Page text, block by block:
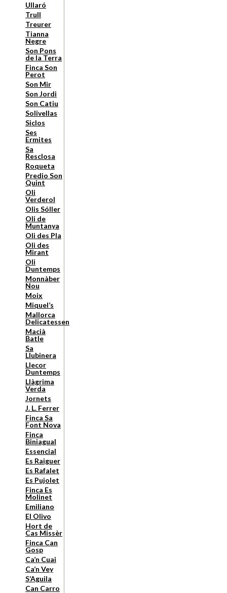
Ullaró
Trull
Treurer
Tianna
Negre
Son Pons
de la Terra
Finca Son
Perot
Son Mir
Son Jordi
Son Catiu
Solivellas
Siclos
Ses
Ermites
Sa
Resclosa
Roqueta
Predio Son
Quint
Oli
Verderol
Olis Sóller
Oli de
Muntanya
Oli des Pla
Oli des
Mirant
Oli
Duntemps
Monnàber
Nou
Moix
Miquel’s
Mallorca
Delicatessen
Macià
Batle
Sa
Llubinera
Llecor
Duntemps
Llàgrima
Verda
Jornets
J. L. Ferrer
Finca Sa
Font Nova
Finca
Biniagual
Essencial
Es Raiguer
Es Rafalet
Es Pujolet
Finca Es
Molinet
Emiliano
El Olivo
Hort de
Cas Missèr
Finca Can
Gosp
Ca’n Cuai
Ca’n Vey
S’Aguila
Can Carro